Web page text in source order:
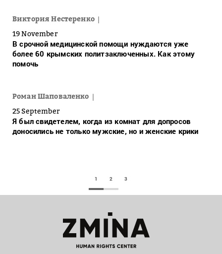
Виктория Нестеренко
19 November
В срочной медицинской помощи нуждаются уже
более 60 крымских политзаключенных. Как этому
помочь
Роман Шаповаленко
25 September
Я был свидетелем, когда из комнат для допросов
доносились не только мужские, но и женские крики
1 2 3